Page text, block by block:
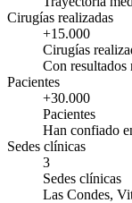
Cirugías realizadas
+15.000
Cirugías
Con resultados
Pacientes
+30.000
Pacientes
Han confiado
Sedes clínicas
3
Sedes clínicas
Las Condes,